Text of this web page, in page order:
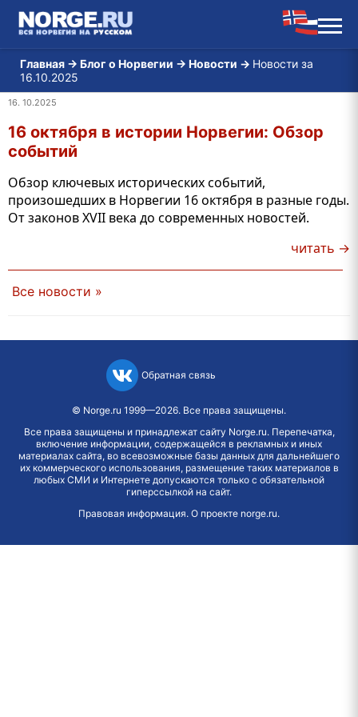
Главная → Блог о Норвегии → Новости → Новости за
16.10.2025
16. 10.2025
16 октября в истории Норвегии: Обзор
событий
Обзор ключевых исторических событий,
произошедших в Норвегии 16 октября в разные годы.
От законов XVII века до современных новостей.
читать →
Все новости »
Обратная связь
© Norge.ru 1999—2026. Все права защищены.
Все права защищены и принадлежат сайту Norge.ru. Перепечатка,
включение информации, содержащейся в рекламных и иных
материалах сайта, во всевозможные базы данных для дальнейшего
их коммерческого использования, размещение таких материалов в
любых СМИ и Интернете допускаются только с обязательной
гиперссылкой на сайт.
Правовая информация. О проекте norge.ru.